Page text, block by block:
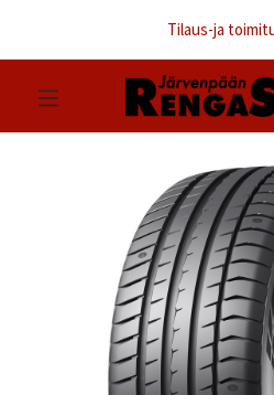
Tilaus-ja